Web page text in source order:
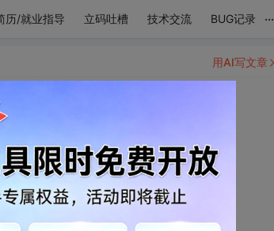
历/就业指导 立码吐槽 技术交流 BUG记录 ...
宰
用AI写文章